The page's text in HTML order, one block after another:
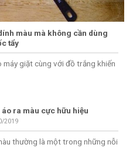
màu mà không cần dùng
tẩy
máy giặt cùng với đồ trắng khiến
ra màu cực hữu hiệu
2019
thường là một trong những nỗi